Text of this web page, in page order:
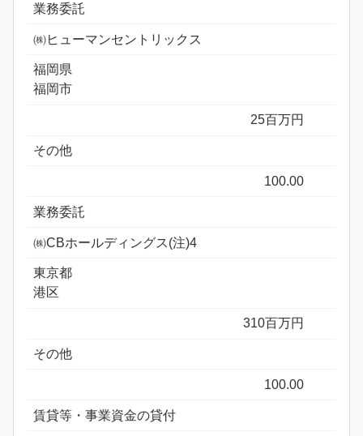
業務委託
㈱ヒューマンセントリックス
福岡県
福岡市
25百万円
その他
100.00
業務委託
㈱CBホールディングス(注)4
東京都
港区
310百万円
その他
100.00
賃貸等・事業資金の貸付